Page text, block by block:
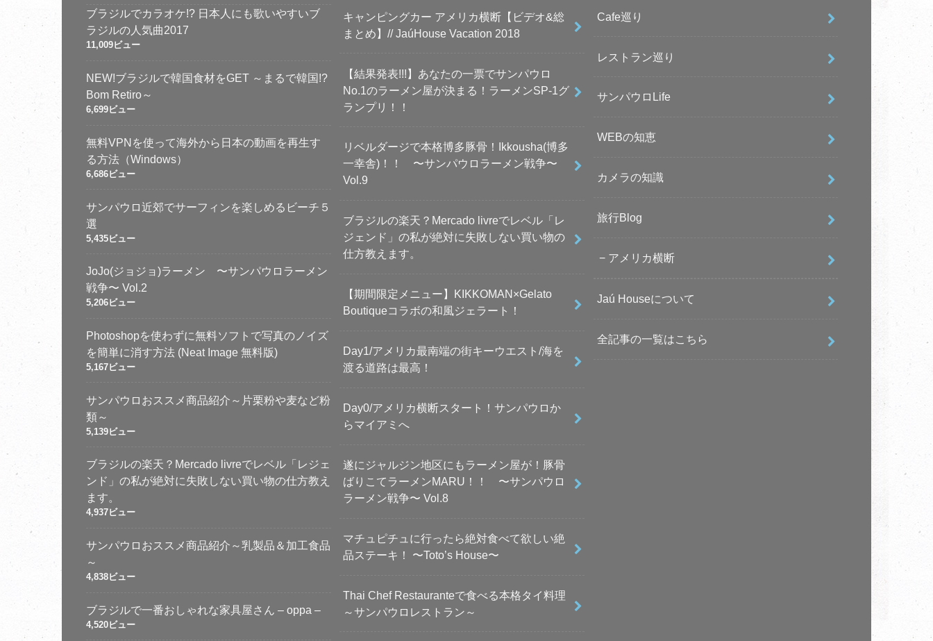
ブラジルでカラオケ!? 日本人にも歌いやすいブ
ラジルの人気曲2017
11,009ビュー
NEW!ブラジルで韓国食材をGET ～まるで韓国!?
Bom Retiro～
6,699ビュー
無料VPNを使って海外から日本の動画を再生す
る方法（Windows）
6,686ビュー
サンパウロ近郊でサーフィンを楽しめるビーチ５
選
5,435ビュー
JoJo(ジョジョ)ラーメン 〜サンパウロラーメン
戦争〜 Vol.2
5,206ビュー
Photoshopを使わずに無料ソフトで写真のノイズ
を簡単に消す方法 (Neat Image 無料版)
5,167ビュー
サンパウロおススメ商品紹介～片栗粉や麦など粉
類～
5,139ビュー
ブラジルの楽天？Mercado livreでレベル「レジェ
ンド」の私が絶対に失敗しない買い物の仕方教え
ます。
4,937ビュー
サンパウロおススメ商品紹介～乳製品＆加工食品
～
4,838ビュー
ブラジルで一番おしゃれな家具屋さん – oppa –
4,520ビュー
キャンピングカー アメリカ横断【ビデオ&総
まとめ】// JaúHouse Vacation 2018
【結果発表!!!】あなたの一票でサンパウロ
No.1のラーメン屋が決まる！ラーメンSP-1グ
ランプリ！！
リベルダージで本格博多豚骨！Ikkousha(博多
一幸舎)！！ 〜サンパウロラーメン戦争〜
Vol.9
ブラジルの楽天？Mercado livreでレベル「レ
ジェンド」の私が絶対に失敗しない買い物の
仕方教えます。
【期間限定メニュー】KIKKOMAN×Gelato
Boutiqueコラボの和風ジェラート！
Day1/アメリカ最南端の街キーウエスト/海を
渡る道路は最高！
Day0/アメリカ横断スタート！サンパウロか
らマイアミへ
遂にジャルジン地区にもラーメン屋が！豚骨
ばりこてラーメンMARU！！ 〜サンパウロ
ラーメン戦争〜 Vol.8
マチュピチュに行ったら絶対食べて欲しい絶
品ステーキ！ 〜Toto’s House〜
Thai Chef Restauranteで食べる本格タイ料理
～サンパウロレストラン～
Cafe巡り
レストラン巡り
サンパウロLife
WEBの知恵
カメラの知識
旅行Blog
アメリカ横断
Jaú Houseについて
全記事の一覧はこちら